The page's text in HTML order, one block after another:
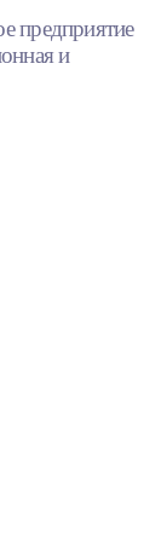
предприятие
и